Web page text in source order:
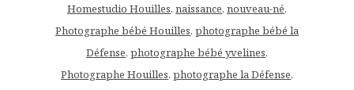
Homestudio Houilles, naissance, nouveau-né,
Photographe bébé Houilles, photographe bébé la
Défense, photographe bébé yvelines,
Photographe Houilles, photographe la Défense,